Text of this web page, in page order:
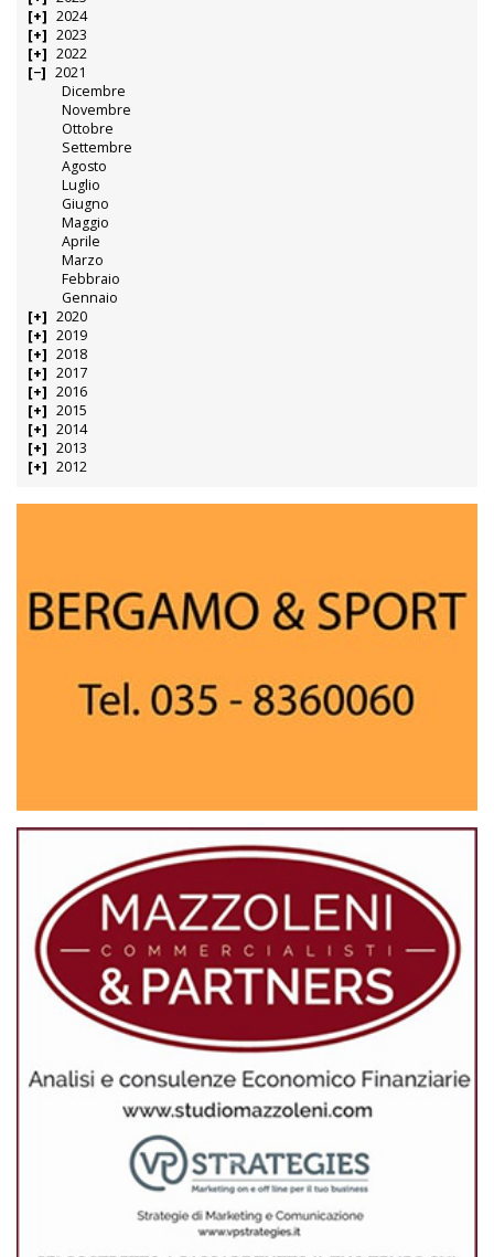
2024
2023
2022
2021
Dicembre
Novembre
Ottobre
Settembre
Agosto
Luglio
Giugno
Maggio
Aprile
Marzo
Febbraio
Gennaio
2020
2019
2018
2017
2016
2015
2014
2013
2012